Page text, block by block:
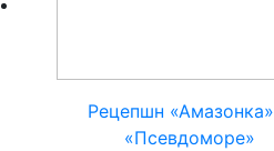
Рецепшн
«Псевдоморе»